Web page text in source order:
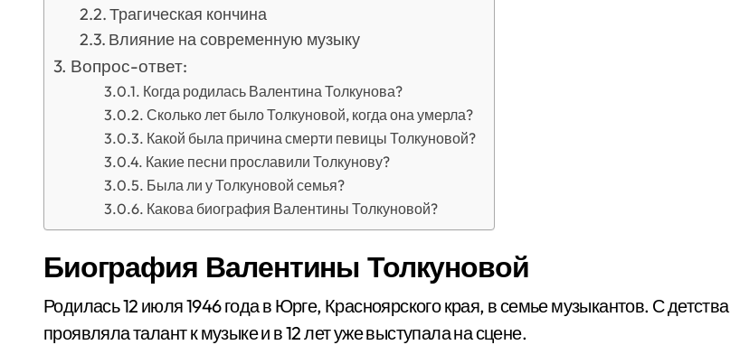
Трагическая кончина
Влияние на современную музыку
Вопрос-ответ:
Когда родилась Валентина Толкунова?
Сколько лет было Толкуновой, когда она умерла?
Какой была причина смерти певицы Толкуновой?
Какие песни прославили Толкунову?
Была ли у Толкуновой семья?
Какова биография Валентины Толкуновой?
Биография Валентины Толкуновой
Родилась 12 июля 1946 года в Юрге, Красноярского края, в семье музыкантов. С детства
проявляла талант к музыке и в 12 лет уже выступала на сцене.